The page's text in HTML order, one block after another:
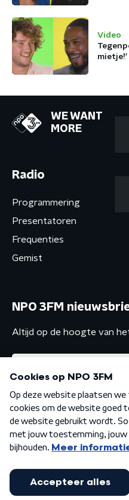
Video
mietje!'
WE WANT
MORE
Radio
Programmering
Presentatoren
Frequenties
Gemist
NPO 3FM
Altijd op de hoogte van
Algemene voorwaarden